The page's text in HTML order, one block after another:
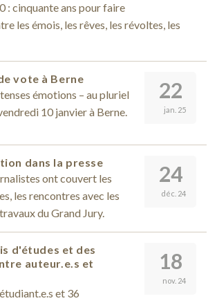
: cinquante ans pour faire
les émois, les rêves, les révoltes, les
22
jan. 25
vote à Berne
émotions – au pluriel
10 janvier à Berne.
24
déc. 24
dans la presse
ont couvert les
les rencontres avec les
du Grand Jury.
18
nov. 24
d'études et des
auteur.e.s et
et 36